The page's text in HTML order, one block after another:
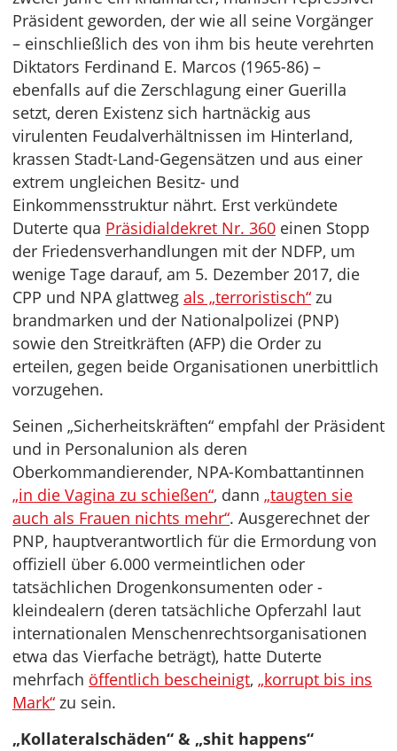
Präsident geworden, der wie all seine Vorgänger
– einschließlich des von ihm bis heute verehrten
Diktators Ferdinand E. Marcos (1965-86) –
ebenfalls auf die Zerschlagung einer Guerilla
setzt, deren Existenz sich hartnäckig aus
virulenten Feudalverhältnissen im Hinterland,
krassen Stadt-Land-Gegensätzen und aus einer
extrem ungleichen Besitz- und
Einkommensstruktur nährt. Erst verkündete
Duterte qua Präsidialdekret Nr. 360 einen Stopp
der Friedensverhandlungen mit der NDFP, um
wenige Tage darauf, am 5. Dezember 2017, die
CPP und NPA glattweg als „terroristisch“ zu
brandmarken und der Nationalpolizei (PNP)
sowie den Streitkräften (AFP) die Order zu
erteilen, gegen beide Organisationen unerbittlich
vorzugehen.
Seinen „Sicherheitskräften“ empfahl der Präsident
und in Personalunion als deren
Oberkommandierender, NPA-Kombattantinnen
„in die Vagina zu schießen“, dann „taugten sie
auch als Frauen nichts mehr“. Ausgerechnet der
PNP, hauptverantwortlich für die Ermordung von
offiziell über 6.000 vermeintlichen oder
tatsächlichen Drogenkonsumenten oder -
kleindealern (deren tatsächliche Opferzahl laut
internationalen Menschenrechtsorganisationen
etwa das Vierfache beträgt), hatte Duterte
mehrfach öffentlich bescheinigt, „korrupt bis ins
Mark“ zu sein.
„Kollateralschäden“ & „shit happens“